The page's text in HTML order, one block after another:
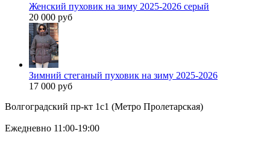
Женский пуховик на зиму 2025-2026 серый
20 000 руб
Зимний стеганый пуховик на зиму 2025-2026
17 000 руб
Волгоградский пр-кт 1с1 (Метро Пролетарская)
Ежедневно 11:00-19:00